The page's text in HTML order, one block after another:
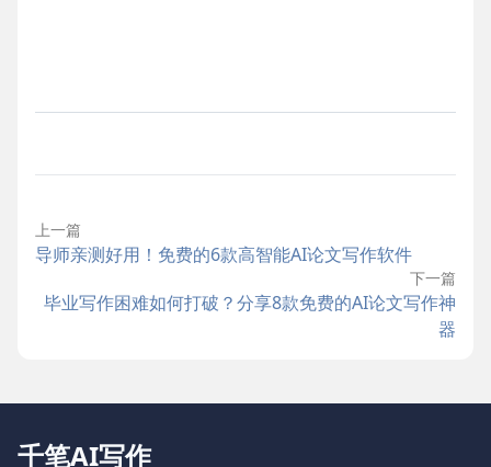
上一篇
导师亲测好用！免费的6款高智能AI论文写作软件
下一篇
毕业写作困难如何打破？分享8款免费的AI论文写作神
器
千笔AI写作